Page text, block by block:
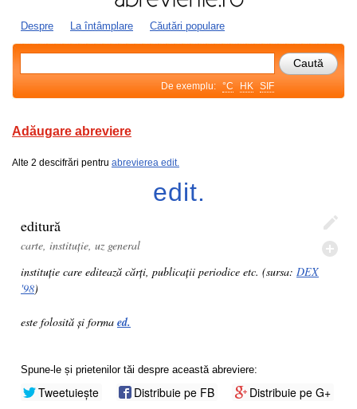
Despre La întâmplare Căutări populare
De exemplu: °C HK SIF
Adăugare abreviere
Alte 2 descifrări pentru abrevierea edit.
edit.
editură
carte, instituție, uz general
instituție care editează cărți, publicații periodice etc. (sursa: DEX
'98)
este folosită și forma ed.
Spune-le și prietenilor tăi despre această abreviere:
Tweetuiește Distribuie pe FB Distribuie pe G+